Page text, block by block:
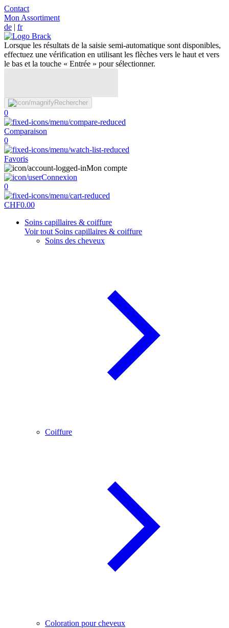
Contact
Mon Assortiment
de | fr
Lorsque les résultats de la saisie semi-automatique sont disponibles,
effectuez une vérification en utilisant les flèches vers le haut et vers
le bas et la touche « Entrée » pour sélectionner.
Rechercher
0
Comparaison
0
Favoris
Mon compte
Connexion
0
CHF0.00
Soins capillaires & coiffure
Voir tout Soins capillaires & coiffure
Soins des cheveux
Coiffure
Coloration pour cheveux